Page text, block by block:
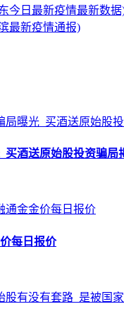
今日最新疫情最新数据
最新疫情通报)
买酒送原始股投资骗局
每日报价